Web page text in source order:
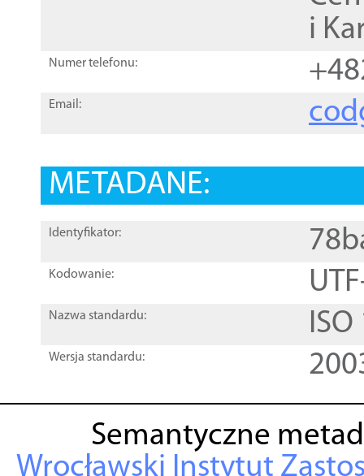
i
Numer telefonu:
Email:
METADANE:
Identyfikator:
Kodowanie:
Nazwa standardu:
Wersja standardu:
Semantyczne
Wrocławski Instytut